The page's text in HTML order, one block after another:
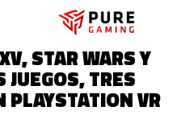
STAR WARS Y
TRES
PLAYSTATION VR